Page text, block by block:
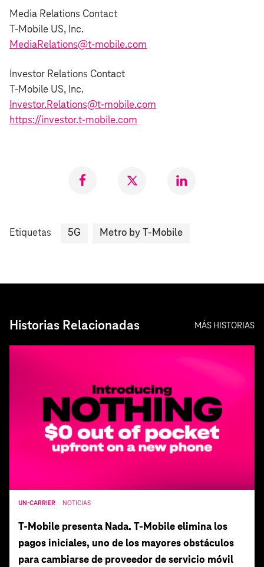
Media Relations Contact
T-Mobile US, Inc.
MediaRelations@t-mobile.com
Investor Relations Contact
T-Mobile US, Inc.
Investor.Relations@t-mobile.com
https://investor.t‑mobile.com
Compartir
Compartir
Compartr
Etiquetas
5G Metro by T-Mobile
Historias Relacionadas MÁS HISTORIAS
UN-CARRIER NOTICIAS
T‑Mobile presenta Nada. T‑Mobile elimina los
pagos iniciales, uno de los mayores obstáculos
para cambiarse de proveedor de servicio móvil